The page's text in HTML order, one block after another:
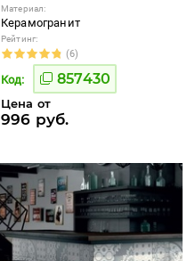
Материал:
Керамогранит
Рейтинг:
(6)
Код: 857430
Цена от
996 руб.